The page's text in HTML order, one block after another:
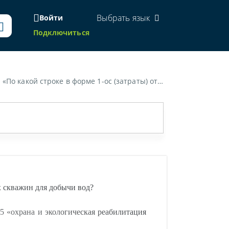
Войти
Подключиться
Выбрать язык
на ликвидацию недействующих скважин для добычи вод?»
для добычи вод?
и экологическая реабилитация